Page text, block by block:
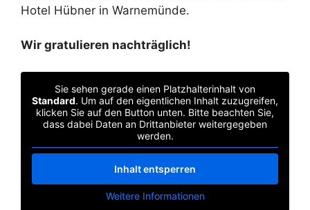
Hotel Hübner in Warnemünde.
Wir gratulieren nachträglich!
Sie sehen gerade einen Platzhalterinhalt von
Standard. Um auf den eigentlichen Inhalt zuzugreifen,
klicken Sie auf den Button unten. Bitte beachten Sie,
dass dabei Daten an Drittanbieter weitergegeben
werden.
Inhalt entsperren
Weitere Informationen